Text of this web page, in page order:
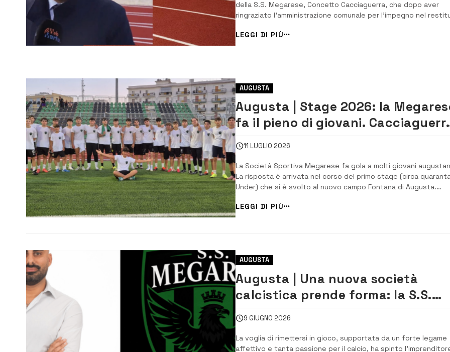
della S.S. Megarese, Concetto Cacciaguerra, che dopo aver
ringraziato l’amministrazione comunale per l’impegno nel
assicurarne la fruizione da parte delle società sportive. (leggi
l’articolo) Cacciaguerra a...
LEGGI DI PIÙ
AUGUSTA
Augusta | Stage 2026: la
fa il pieno di giovani.
“Una grande soddisfazione”
11 LUGLIO 2026
La Società Sportiva Megarese fa gola a molti giovani
La risposta è arrivata nel corso del primo stage (circa
Under) che si è svolto al nuovo campo Fontana di Augusta.
L’evento, ha avuto seguito alla presenza dello staff tecnico
Prima squadra e dei massimi dirigenti della storica società
neroverde presieduta da [&h...
LEGGI DI PIÙ
AUGUSTA
Augusta | Una nuova società
calcistica prende forma: la S.S.
Megarese di Prima categoria
9 GIUGNO 2026
La voglia di rimettersi in gioco, supportata da un forte legame
affettivo e tanta passione per il calcio, ha spinto